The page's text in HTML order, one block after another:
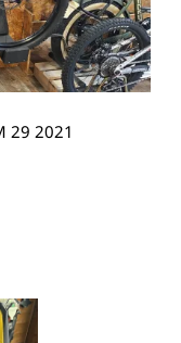
29 2021